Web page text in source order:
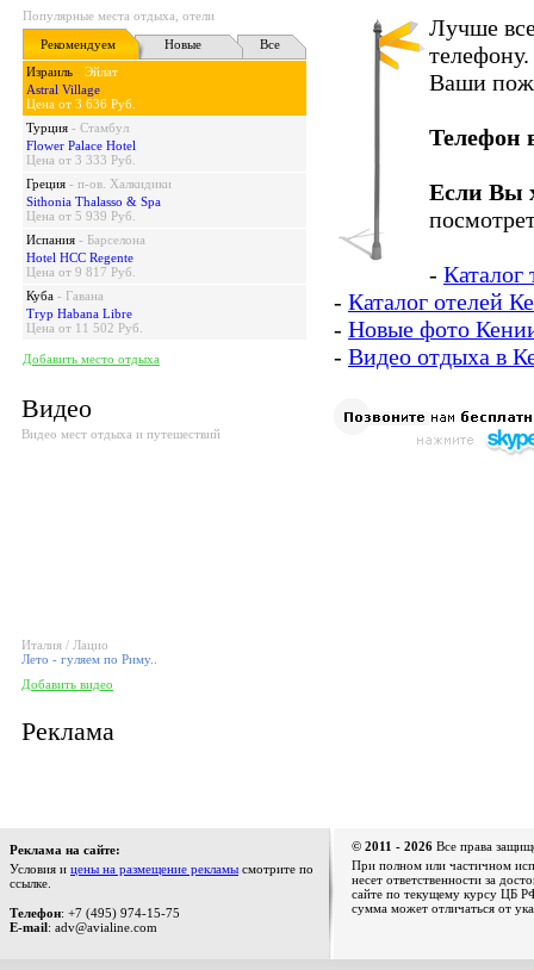
Популярные места отдыха, отели
Рекомендуем
Новые
Все
Израиль - Эйлат
Astral Village
Цена от 3 636 Руб.
Турция - Стамбул
Flower Palace Hotel
Цена от 3 333 Руб.
Греция - п-ов. Халкидики
Sithonia Thalasso & Spa
Цена от 5 939 Руб.
Испания - Барселона
Hotel HCC Regente
Цена от 9 817 Руб.
Куба - Гавана
Tryp Habana Libre
Цена от 11 502 Руб.
Добавить место отдыха
Видео
Видео мест отдыха и путешествий
Италия / Лацио
Лето - гуляем по Риму..
Добавить видео
Реклама
Лучше
Ваши
Телефон
Если Вы
- Каталог
- Каталог отелей
- Новые фото
- Видео отдыха в
Реклама на сайте:
Условия и цены на размещение рекламы смотрите по
ссылке.
Телефон: +7 (495) 974-15-75
E-mail: adv@avialine.com
© 2011 - 2026 Все права
При полном или частичном
несет ответственности за
сайте по текущему курсу ЦБ
сумма может отличаться от